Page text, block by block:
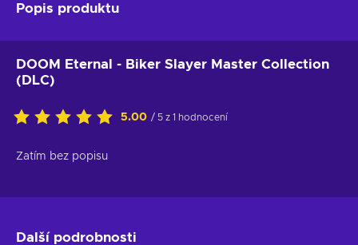
Popis produktu
DOOM Eternal - Biker Slayer Master Collection
(DLC)
5.00 / 5 z 1 hodnocení
Zatím bez popisu
Další podrobnosti